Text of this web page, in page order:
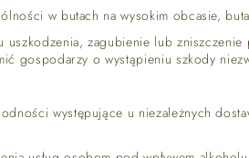
w butach na wysokim obcasie,
zagubienie lub
gospodarzy o wystąpieniu szkody
występujące u niezależnych